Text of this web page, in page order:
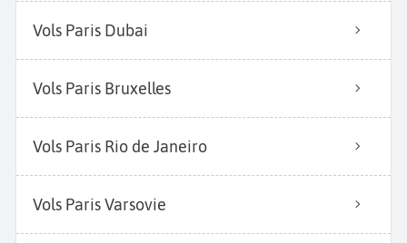
Vols Paris Dubai
Vols Paris Bruxelles
Vols Paris Rio de Janeiro
Vols Paris Varsovie